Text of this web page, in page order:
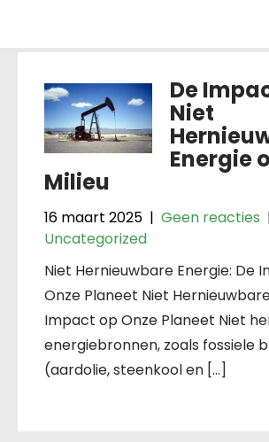
De
Niet
Energie
Milieu
16 maart 2025 | Geen reacties
Uncategorized
Niet Hernieuwbare Energie: De
Onze Planeet Niet
Impact op Onze Planeet Niet
energiebronnen, zoals fossiele
(aardolie, steenkool en […]